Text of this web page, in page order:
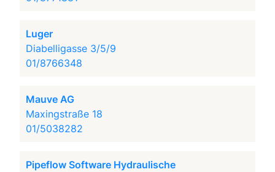
Luger
Diabelligasse 3/5/9
01/8766348
Mauve AG
Maxingstraße 18
01/5038282
Pipeflow Software Hydraulische